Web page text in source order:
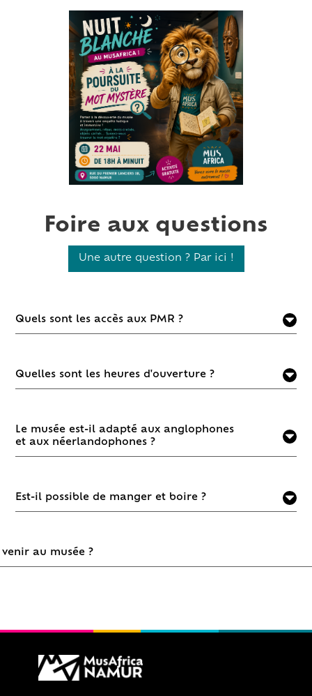
Foire aux questions
Une autre question ? Par ici !
Quels sont les accès aux PMR ?
Quelles sont les heures d'ouverture ?
Le musée est-il adapté aux anglophones
et aux néerlandophones ?
Est-il possible de manger et boire ?
au musée ?